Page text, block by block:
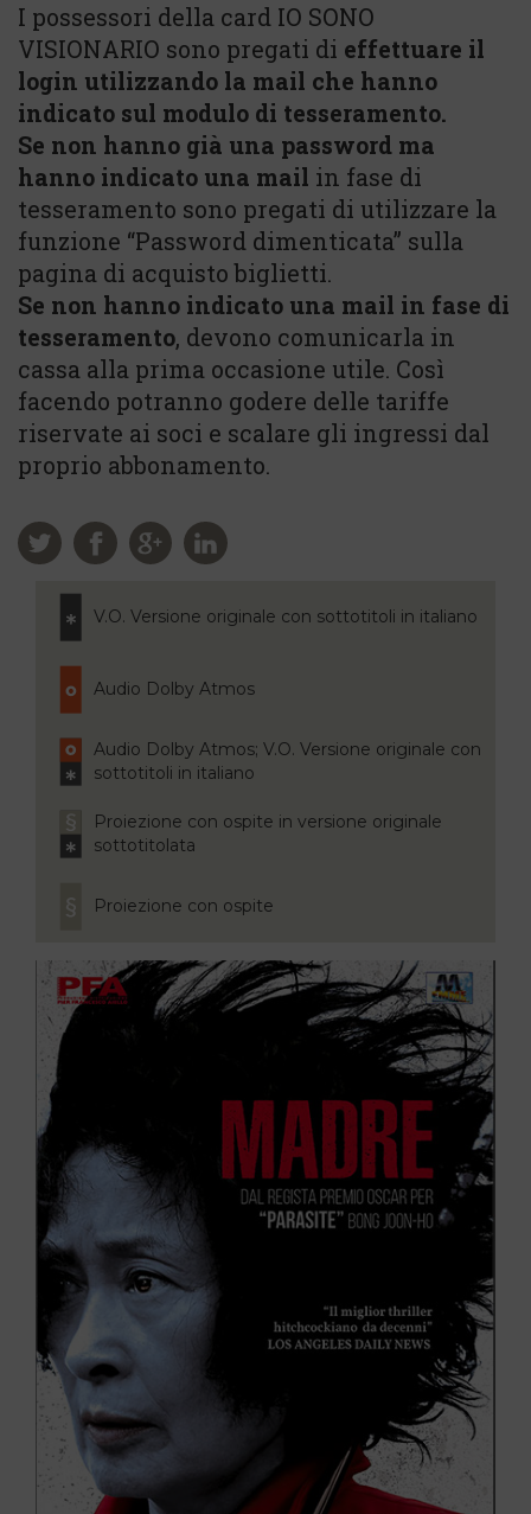
I possessori della card IO SONO
VISIONARIO sono pregati di effettuare il
login utilizzando la mail che hanno
indicato sul modulo di tesseramento.
Se non hanno già una password ma
hanno indicato una mail in fase di
tesseramento sono pregati di utilizzare la
funzione “Password dimenticata” sulla
pagina di acquisto biglietti.
Se non hanno indicato una mail in fase di
tesseramento, devono comunicarla in
cassa alla prima occasione utile. Così
facendo potranno godere delle tariffe
riservate ai soci e scalare gli ingressi dal
proprio abbonamento.
V.O. Versione originale con sottotitoli in italiano
Audio Dolby Atmos
Audio Dolby Atmos; V.O. Versione originale con
sottotitoli in italiano
Proiezione con ospite in versione originale
sottotitolata
Proiezione con ospite